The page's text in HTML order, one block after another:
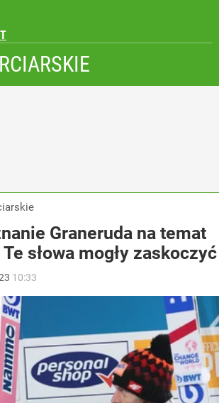
Graneruda na temat
słowa mogły zaskoczyć
10:33